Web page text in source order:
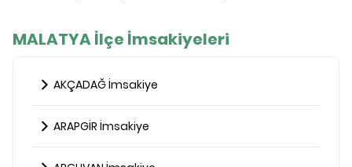
MALATYA İlçe İmsakiyeleri
AKÇADAĞ İmsakiye
ARAPGİR İmsakiye